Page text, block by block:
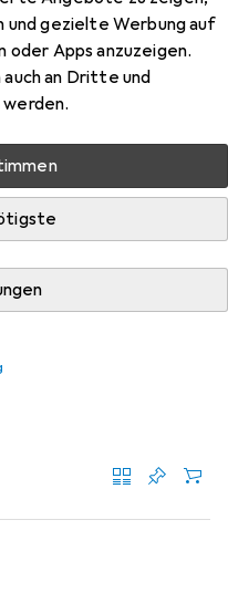
und gezielte Werbung auf
oder Apps anzuzeigen.
an Dritte und
IP67
zum Produkt
IP67 aus der